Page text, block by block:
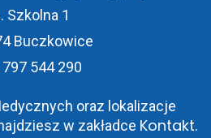
Szkolna 1
Buczkowice
797 544 290
oraz lokalizacje
w zakładce Kontakt.